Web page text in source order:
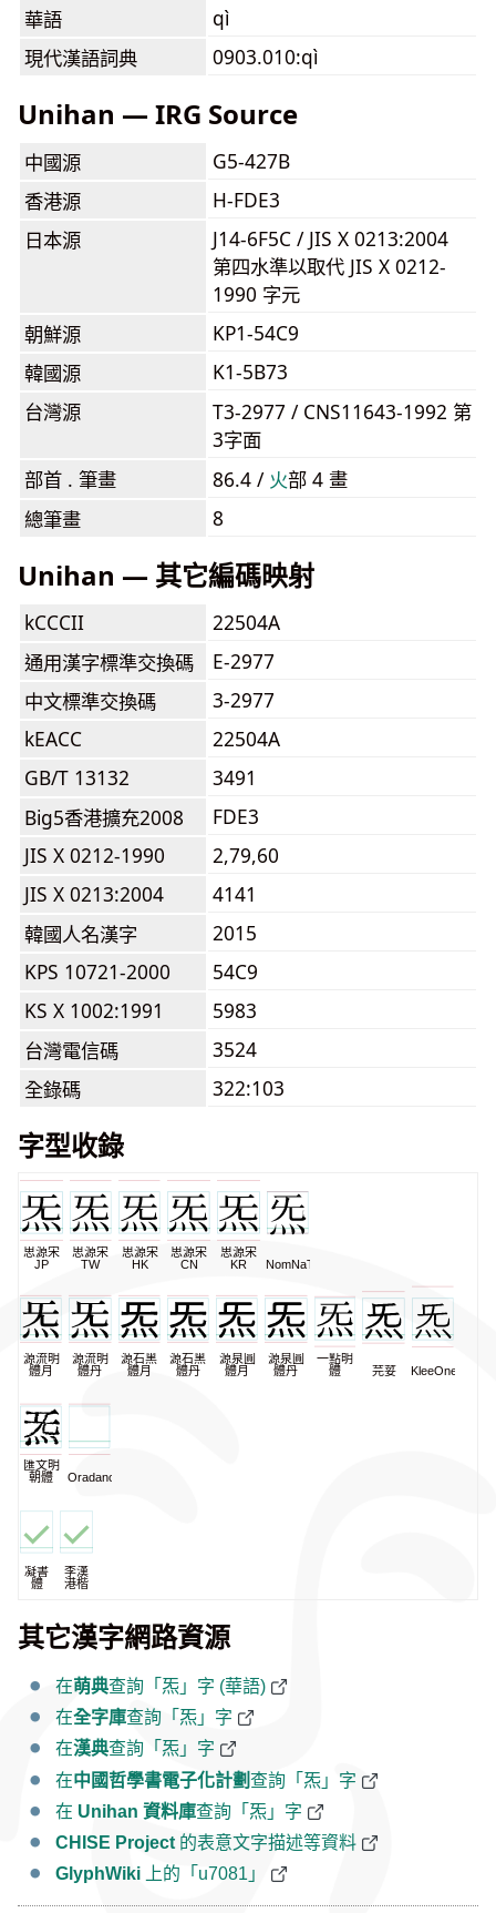
華語
qì
現代漢語詞典
0903.010:qì
Unihan — IRG Source
中國源
G5-427B
香港源
H-FDE3
日本源
J14-6F5C / JIS X 0213:2004
第四水準以取代 JIS X 0212-
1990 字元
朝鮮源
KP1-54C9
韓國源
K1-5B73
台灣源
T3-2977 / CNS11643-1992 第
3字面
部首 . 筆畫
86.4 / ⽕部 4 畫
總筆畫
8
Unihan — 其它編碼映射
kCCCII
22504A
通用漢字標準交換碼
E-2977
中文標準交換碼
3-2977
kEACC
22504A
GB/T 13132
3491
Big5香港擴充2008
FDE3
JIS X 0212-1990
2,79,60
JIS X 0213:2004
4141
韓國人名漢字
2015
KPS 10721-2000
54C9
KS X 1002:1991
5983
台灣電信碼
3524
全錄碼
322:103
字型收錄
思源宋
JP
思源宋
TW
思源宋
HK
思源宋
CN
思源宋
KR
NomNaTong
源流明
體月
源流明
體丹
源石黑
體月
源石黑
體丹
源泉圓
體月
源泉圓
體丹
一點明
體
芫荽 KleeOne
匯文明
朝體
Oradano
凝書
體
李漢
港楷
其它漢字網路資源
在萌典查詢「炁」字 (華語)
在全字庫查詢「炁」字
在漢典查詢「炁」字
在中國哲學書電子化計劃查詢「炁」字
在 Unihan 資料庫查詢「炁」字
CHISE Project 的表意文字描述等資料
GlyphWiki 上的「u7081」